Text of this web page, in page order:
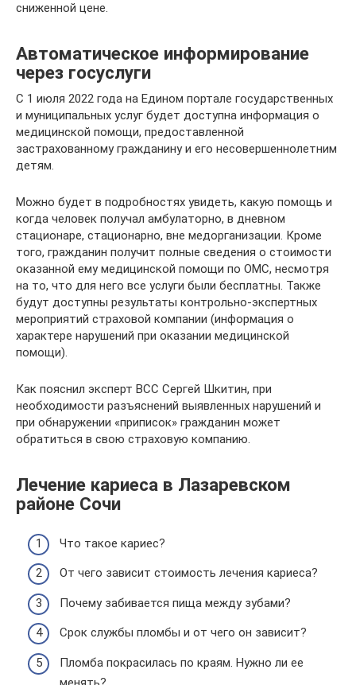
сниженной цене.
Автоматическое информирование
через госуслуги
С 1 июля 2022 года на Едином портале государственных
и муниципальных услуг будет доступна информация о
медицинской помощи, предоставленной
застрахованному гражданину и его несовершеннолетним
детям.
Можно будет в подробностях увидеть, какую помощь и
когда человек получал амбулаторно, в дневном
стационаре, стационарно, вне медорганизации. Кроме
того, гражданин получит полные сведения о стоимости
оказанной ему медицинской помощи по ОМС, несмотря
на то, что для него все услуги были бесплатны. Также
будут доступны результаты контрольно-экспертных
мероприятий страховой компании (информация о
характере нарушений при оказании медицинской
помощи).
Как пояснил эксперт ВСС Сергей Шкитин, при
необходимости разъяснений выявленных нарушений и
при обнаружении «приписок» гражданин может
обратиться в свою страховую компанию.
Лечение кариеса в Лазаревском
районе Сочи
Что такое кариес?
От чего зависит стоимость лечения кариеса?
Почему забивается пища между зубами?
Срок службы пломбы и от чего он зависит?
Пломба покрасилась по краям. Нужно ли ее